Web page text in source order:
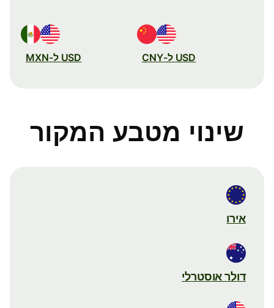
USD ל-CNY USD ל-MXN
שינוי מטבע המקור
אירו
דולר אוסטרלי